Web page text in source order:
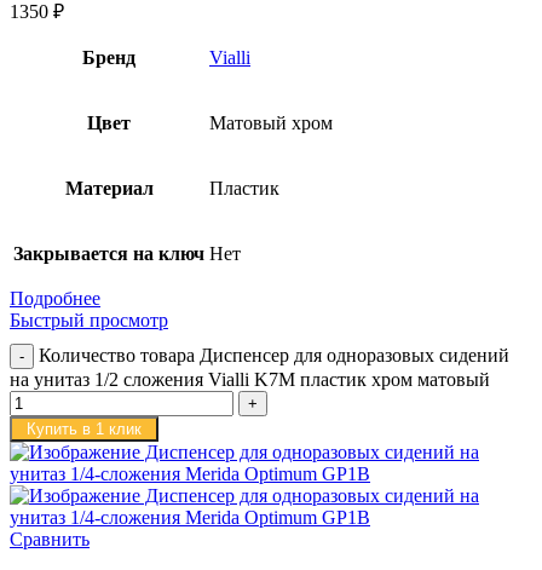
1350 ₽
Бренд Vialli
Цвет Матовый хром
Материал Пластик
Закрывается на ключ Нет
Подробнее
Быстрый просмотр
Количество товара Диспенсер для одноразовых сидений
на унитаз 1/2 сложения Vialli K7M пластик хром матовый
Купить в 1 клик
Сравнить